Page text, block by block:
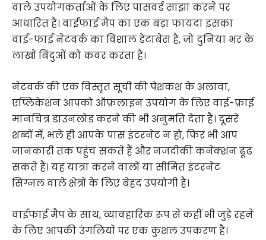
वाले उपयोगकर्ताओं के लिए पासवर्ड साझा करने पर
आधारित है। वाईफाई मैप का एक बड़ा फायदा इसका
वाई-फाई नेटवर्क का विशाल डेटाबेस है, जो दुनिया भर के
लाखों बिंदुओं को कवर करता है।
नेटवर्क की एक विस्तृत सूची की पेशकश के अलावा,
एप्लिकेशन आपको ऑफ़लाइन उपयोग के लिए वाई-फ़ाई
मानचित्र डाउनलोड करने की भी अनुमति देता है। दूसरे
शब्दों में, भले ही आपके पास इंटरनेट न हो, फिर भी आप
जानकारी तक पहुंच सकते हैं और नजदीकी कनेक्शन ढूंढ
सकते हैं। यह यात्रा करने वालों या सीमित इंटरनेट
सिग्नल वाले क्षेत्रों के लिए बेहद उपयोगी है।
वाईफाई मैप के साथ, व्यावहारिक रूप से कहीं भी जुड़े रहने
के लिए आपकी उंगलियों पर एक कुशल उपकरण है।